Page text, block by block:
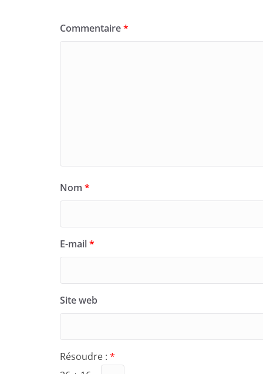
Commentaire*
Nom *
E-mail*
Site web
Résoudre : *